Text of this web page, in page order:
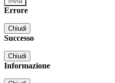
Errore
Chiudi
Successo
Chiudi
Informazione